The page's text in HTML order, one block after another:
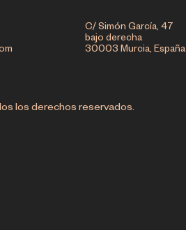
C/ Simón García, 47
bajo derecha
30003 Murcia, España
los derechos reservados.